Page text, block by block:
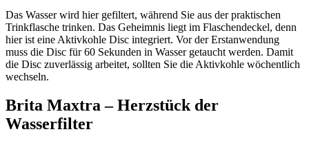
Das Wasser wird hier gefiltert, während Sie aus der praktischen
Trinkflasche trinken. Das Geheimnis liegt im Flaschendeckel, denn
hier ist eine Aktivkohle Disc integriert. Vor der Erstanwendung
muss die Disc für 60 Sekunden in Wasser getaucht werden. Damit
die Disc zuverlässig arbeitet, sollten Sie die Aktivkohle wöchentlich
wechseln.
Brita Maxtra – Herzstück der
Wasserfilter